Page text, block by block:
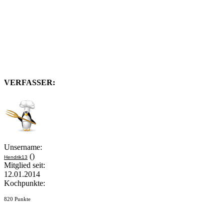
VERFASSER:
Unsername:
Hendrik13 ()
Mitglied seit:
12.01.2014
Kochpunkte:
820 Punkte